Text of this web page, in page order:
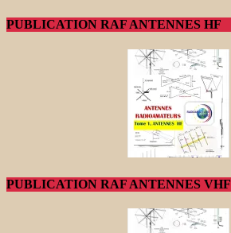
PUBLICATION RAF ANTENNES HF
PUBLICATION RAF ANTENNES VHF